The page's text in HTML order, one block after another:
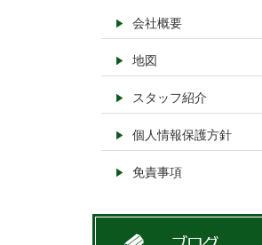
会社概要
地図
スタッフ紹介
個人情報保護方針
免責事項